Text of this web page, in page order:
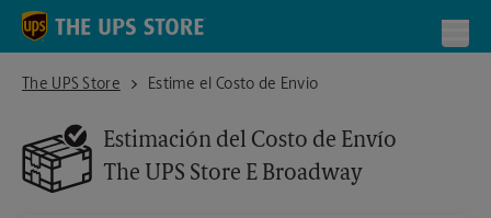
Skip to content
Return to Nav
The UPS Store
The UPS Store E BroadwayEstime el Costo de Envío
Estimación del Costo de Envío
The UPS Store E Broadway